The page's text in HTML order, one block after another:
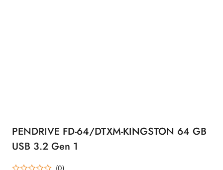
PENDRIVE FD-64/DTXM-KINGSTON 64 GB
USB 3.2 Gen 1
(0)